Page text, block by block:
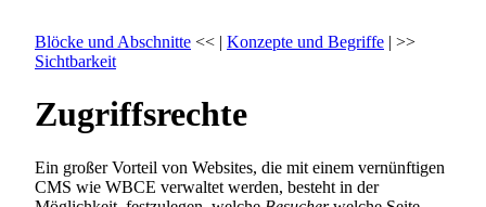
Blöcke und Abschnitte << | Konzepte und Begriffe | >>
Sichtbarkeit
Zugriffsrechte
Ein großer Vorteil von Websites, die mit einem vernünftigen
CMS wie WBCE verwaltet werden, besteht in der